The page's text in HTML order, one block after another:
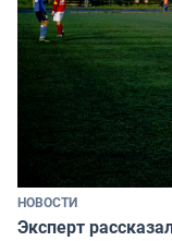
НОВОСТИ
Эксперт